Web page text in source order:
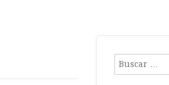
Buscar: